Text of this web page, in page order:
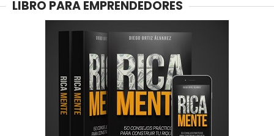
LIBRO PARA EMPRENDEDORES